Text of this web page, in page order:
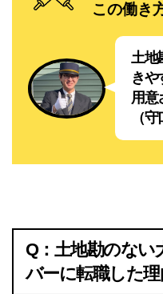
この働き
土地
きや
用意
（
Q：土地勘のない
バーに転職した